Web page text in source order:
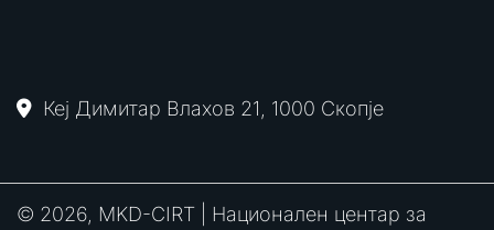
Кеј Димитар Влахов 21, 1000 Скопје
© 2026, MKD-CIRT | Национален центар за